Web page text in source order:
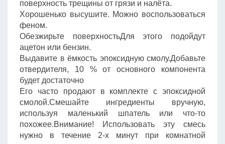
поверхность трещины от грязи и налёта.
Хорошенько высушите. Можно воспользоваться
феном.
Обезжирьте поверхностьДля этого подойдут
ацетон или бензин.
Выдавите в ёмкость эпоксидную смолу.Добавьте
отвердителя, 10 % от основного компонента
будет достаточно
Его часто продают в комплекте с эпоксидной
смолой.Смешайте ингредиенты вручную,
используя маленький шпатель или что-то
похожее.Внимание! Использовать эту смесь
нужно в течение 2-х минут при комнатной